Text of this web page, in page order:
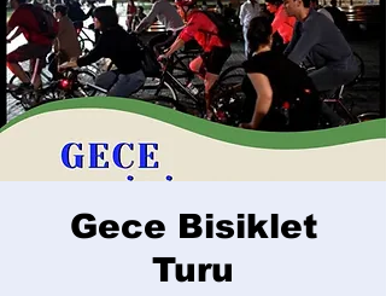
Gece Bisiklet
Turu